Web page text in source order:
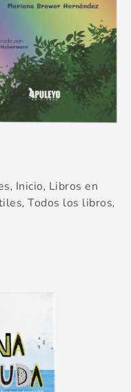
, Inicio, Libros en
,Todos los libros,